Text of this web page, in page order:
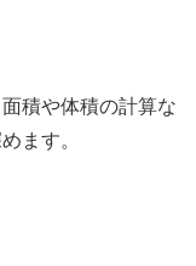
積や体積の計算な
ます。